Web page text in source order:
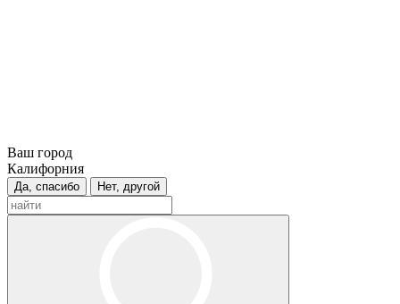
Ваш город
Калифорния
Да, спасибо Нет, другой